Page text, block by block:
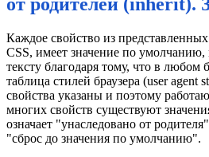
Каждое свойство из
CSS, имеет значение по умолчанию,
тексту благодаря тому, что в любом
таблица стилей браузера (user agent
свойства указаны и поэтому
многих свойств существуют
означает "унаследовано от
"сброс до значения по умолчанию".